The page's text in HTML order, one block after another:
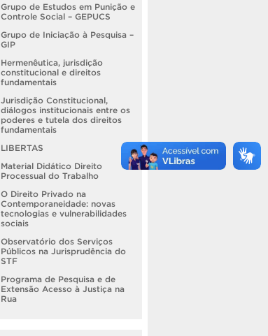
Grupo de Estudos em Punição e
Controle Social – GEPUCS
Grupo de Iniciação à Pesquisa –
GIP
Hermenêutica, jurisdição
constitucional e direitos
fundamentais
Jurisdição Constitucional,
diálogos institucionais entre os
poderes e tutela dos direitos
fundamentais
LIBERTAS
Material Didático Direito
Processual do Trabalho
O Direito Privado na
Contemporaneidade: novas
tecnologias e vulnerabilidades
sociais
Observatório dos Serviços
Públicos na Jurisprudência do
STF
Programa de Pesquisa e de
Extensão Acesso à Justiça na
Rua